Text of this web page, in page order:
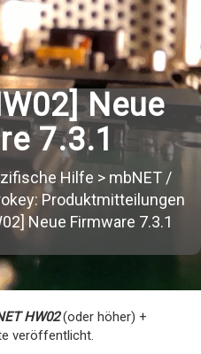
Neue
7.3.1
Hilfe > mbNET /
Produktmitteilungen
Neue Firmware 7.3.1
HW02(oder höher) +
veröffentlicht.